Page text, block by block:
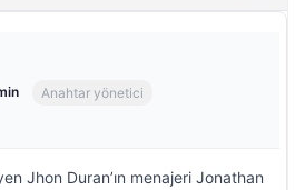
Anahtar yönetici
Jhon Duran’ın menajeri Jonathan